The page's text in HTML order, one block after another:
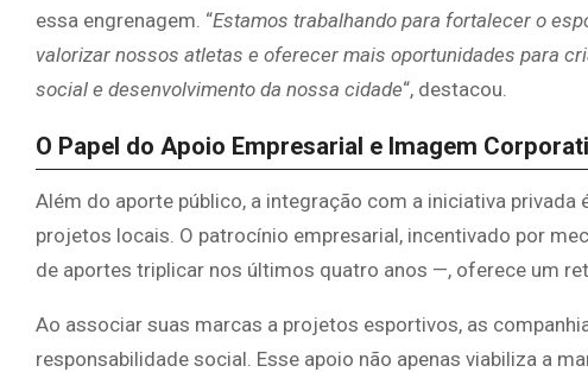
essa engrenagem. “Estamos trabalhando para fortalecer o
valorizar nossos atletas e oferecer mais oportunidades para
social e desenvolvimento da nossa cidade“, destacou.
O Papel do Apoio Empresarial e Imagem
Além do aporte público, a integração com a iniciativa
projetos locais. O patrocínio empresarial, incentivado por
de aportes triplicar nos últimos quatro anos —, oferece um
Ao associar suas marcas a projetos esportivos, as
responsabilidade social. Esse apoio não apenas viabiliza a